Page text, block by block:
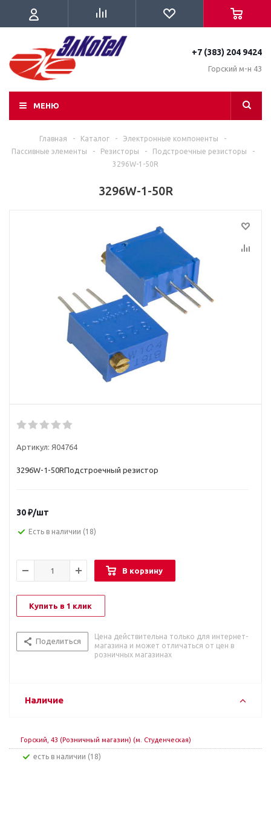
+7 (383) 204 9424
Горский м-н 43
МЕНЮ
Главная - Каталог - Электронные компоненты
-
Пассивные элементы
- Резисторы - Подстроечные резисторы
-
3296W-1-50R
3296W-1-50R
Артикул: Я04764
3296W-1-50RПодстроечный резистор
30₽/шт
Есть в наличии (18)
В корзину
Купить в 1 клик
Поделиться
Цена действительна только для интернет-
магазина и может отличаться от цен в
розничных магазинах
Наличие
Горский, 43 (Розничный магазин) (м. Студенческая)
Есть в наличии (18)